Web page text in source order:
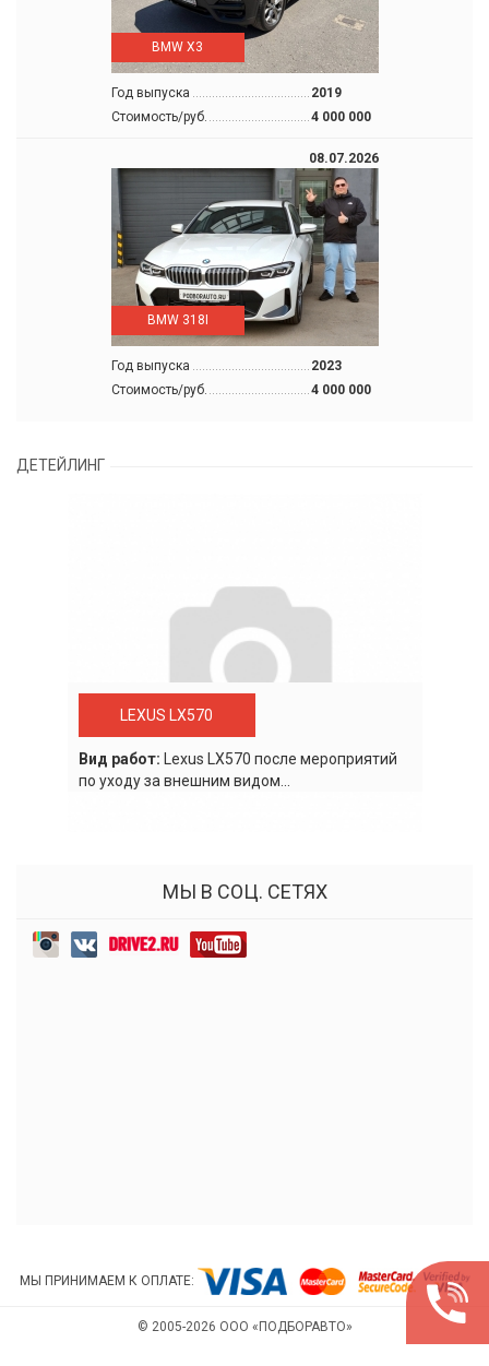
BMW X3
Год выпуска
2019
Стоимость/руб.
4 000 000
08.07.2026
BMW 318I
Год выпуска
2023
Стоимость/руб.
4 000 000
ДЕТЕЙЛИНГ
LEXUS LX570
Вид работ: Lexus LХ570 после мероприятий
по уходу за внешним видом...
МЫ В СОЦ. СЕТЯХ
МЫ ПРИНИМАЕМ К ОПЛАТЕ:
© 2005-2026 ООО «ПОДБОРАВТО»